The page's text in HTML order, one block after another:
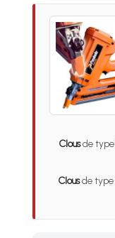
Clousde type
Clousde type